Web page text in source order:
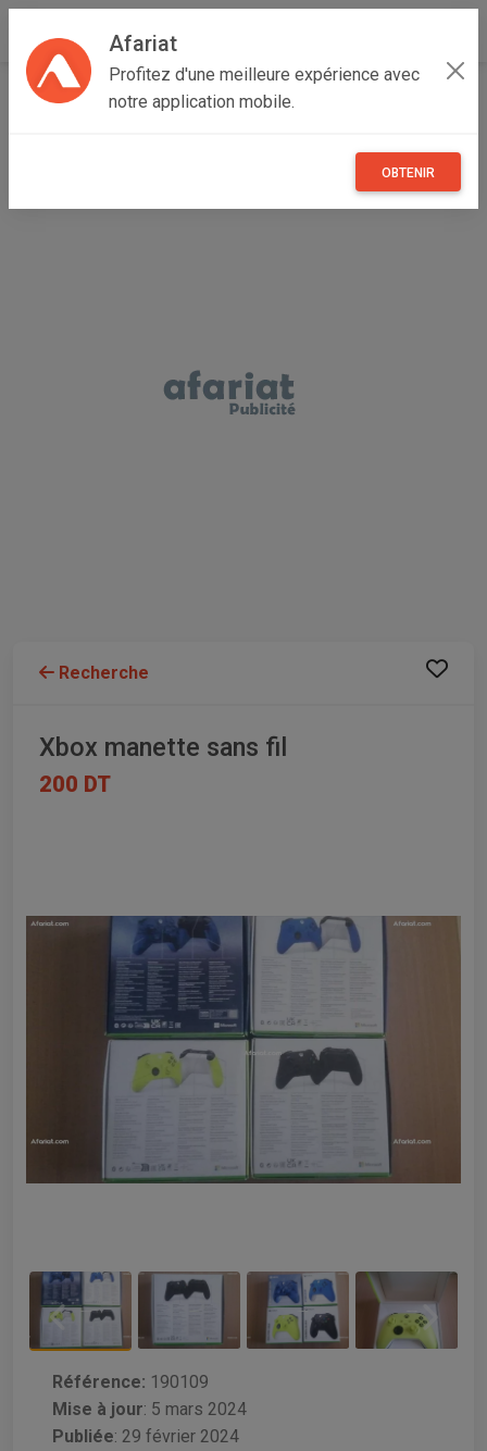
Afariat
Profitez d'une meilleure expérience avec
notre application mobile.
OBTENIR
Accueil Multimedia Grand Centre
Recherche
Xbox manette sans fil
200 DT
Référence: 190109
Mise à jour: 5 mars 2024
Publiée: 29 février 2024